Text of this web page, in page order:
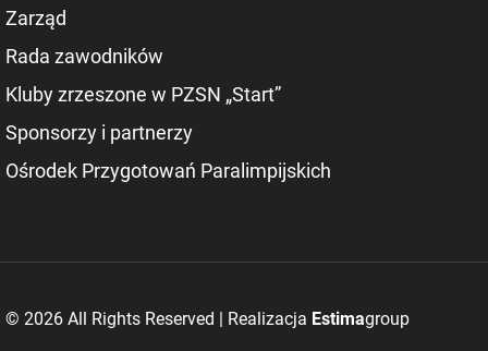
Zarząd
Rada zawodników
Kluby zrzeszone w PZSN „Start”
Sponsorzy i partnerzy
Ośrodek Przygotowań Paralimpijskich
© 2026 All Rights Reserved | Realizacja Estimagroup